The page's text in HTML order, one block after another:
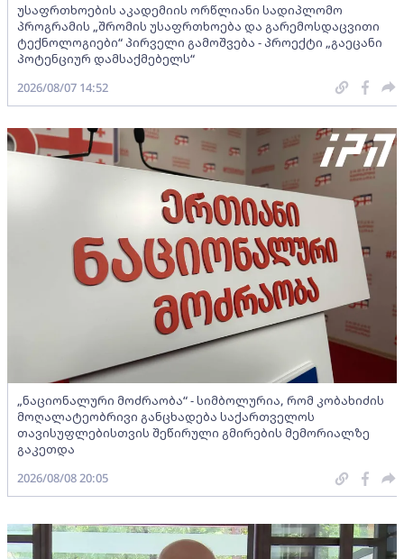
უსაფრთხოების აკადემიის ორწლიანი სადიპლომო
პროგრამის „შრომის უსაფრთხოება და გარემოსდაცვითი
ტექნოლოგიები“ პირველი გამოშვება - პროექტი „გაეცანი
პოტენციურ დამსაქმებელს“
2026/08/07 14:52
„ნაციონალური მოძრაობა“ - სიმბოლურია, რომ კობახიძის
მოღალატეობრივი განცხადება საქართველოს
თავისუფლებისთვის შეწირული გმირების მემორიალზე
გაკეთდა
2026/08/08 20:05